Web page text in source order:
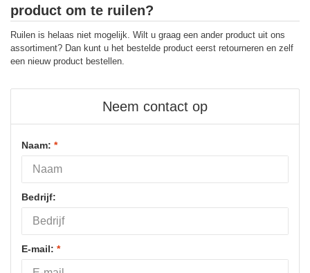
product om te ruilen?
Ruilen is helaas niet mogelijk. Wilt u graag een ander product uit ons
assortiment? Dan kunt u het bestelde product eerst retourneren en zelf
een nieuw product bestellen.
Neem contact op
Naam: *
Bedrijf:
E-mail: *